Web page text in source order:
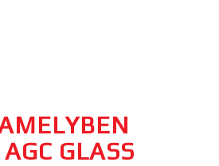
GLASS